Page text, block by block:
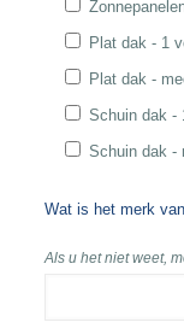
Plat dak - 1
Plat dak -
Schuin dak -
Schuin dak -
Wat is het merk
Als u het niet weet,